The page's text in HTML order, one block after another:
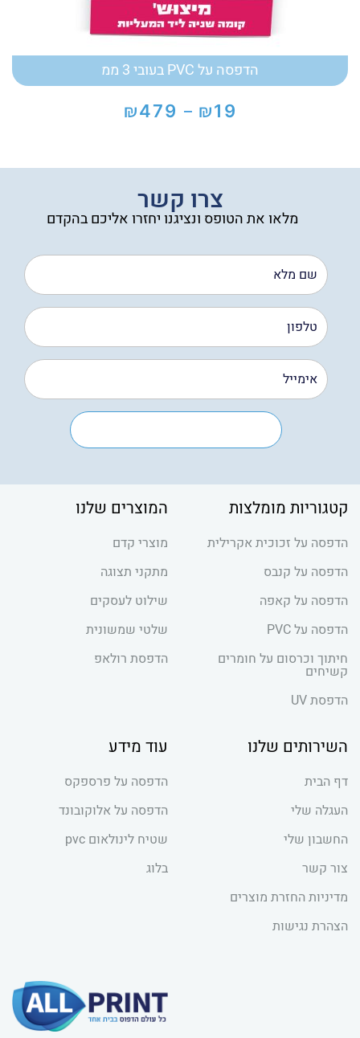
הדפסה על PVC בעובי 3 ממ
₪19
–
₪479
טווח
עד
צרו קשר
מלאו את הטופס ונציגנו יחזרו אליכם בהקדם
קטגוריות מומלצות
הדפסה על זכוכית אקרילית
הדפסה על קנבס
הדפסה על קאפה
הדפסה על PVC
חיתוך וכרסום על חומרים
קשיחים
הדפסת UV
המוצרים שלנו
מוצרי קדם
מתקני תצוגה
שילוט לעסקים
שלטי שמשונית
הדפסת רולאפ
השירותים שלנו
דף הבית
העגלה שלי
החשבון שלי
צור קשר
מדיניות החזרת מוצרים
הצהרת נגישות
עוד מידע
הדפסה על פרספקס
הדפסה על אלוקובונד
שטיח לינולאום pvc
בלוג